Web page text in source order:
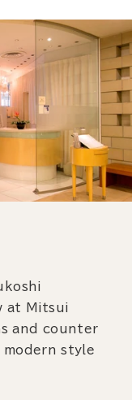
at Mitsui
and counter
style